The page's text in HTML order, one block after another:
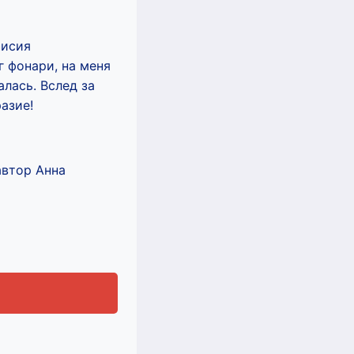
фонари, на меня
Вслед за
Анна